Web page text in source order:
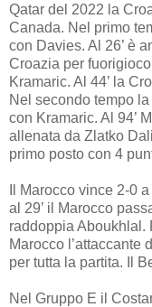
Qatar del 2022 la
Canada. Nel primo
con Davies. Al 26’ è
Croazia per
Kramaric. Al 44’ la
Nel secondo tempo
con Kramaric. Al 94’
allenata da Zlatko
primo posto con 4
Il Marocco vince 2-0
al 29’ il Marocco
raddoppia Aboukhlal.
Marocco l’attaccante
per tutta la partita. Il
Nel Gruppo E il